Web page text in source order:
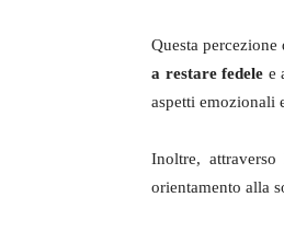
Questa
a restare fedele e
aspetti emozionali
Inoltre,
orientamento alla